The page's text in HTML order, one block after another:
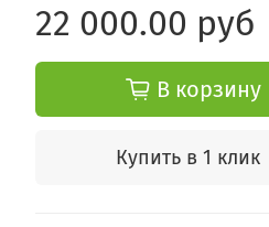
22 000.00 руб
В корзину
Купить в 1 клик